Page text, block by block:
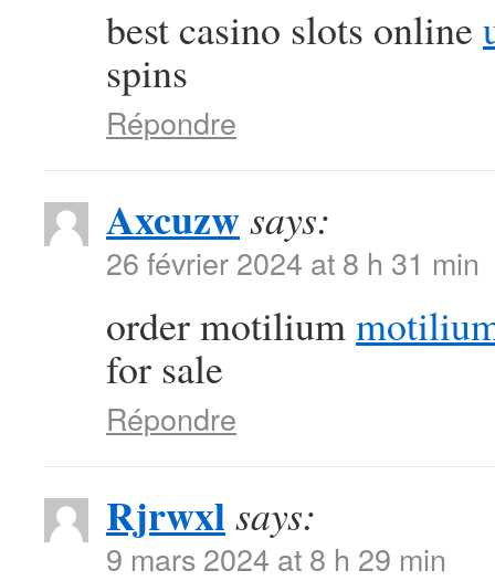
best casino slots online
spins
Répondre
Axcuzwsays:
26 février 2024 at 8 h 31 min
order motilium
for sale
Répondre
Rjrwxlsays:
9 mars 2024 at 8 h 29 min